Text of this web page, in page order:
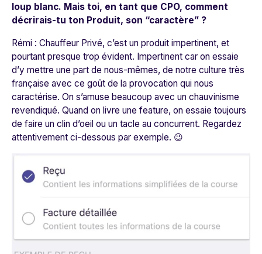
loup blanc. Mais toi, en tant que CPO, comment
décrirais-tu ton Produit, son “caractère” ?
Rémi : Chauffeur Privé, c’est un produit impertinent, et
pourtant presque trop évident. Impertinent car on essaie
d’y mettre une part de nous-mêmes, de notre culture très
française avec ce goût de la provocation qui nous
caractérise. On s’amuse beaucoup avec un chauvinisme
revendiqué. Quand on livre une feature, on essaie toujours
de faire un clin d’oeil ou un tacle au concurrent. Regardez
attentivement ci-dessous par exemple. 😉